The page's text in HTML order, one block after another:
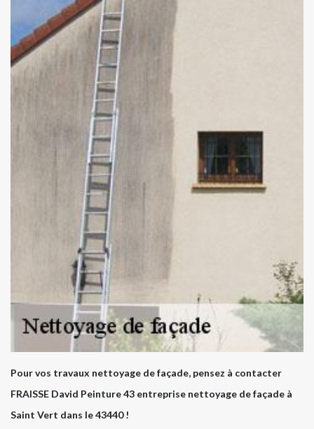
Pour vos travaux nettoyage de façade, pensez à contacter
FRAISSE David Peinture 43 entreprise nettoyage de façade à
Saint Vert dans le 43440 !